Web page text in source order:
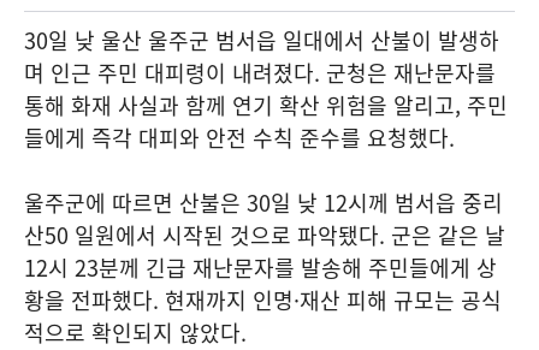
30일 낮 울산 울주군 범서읍 일대에서 산불이 발생하
며 인근 주민 대피령이 내려졌다. 군청은 재난문자를
통해 화재 사실과 함께 연기 확산 위험을 알리고, 주민
들에게 즉각 대피와 안전 수칙 준수를 요청했다.
울주군에 따르면 산불은 30일 낮 12시께 범서읍 중리
산50 일원에서 시작된 것으로 파악됐다. 군은 같은 날
12시 23분께 긴급 재난문자를 발송해 주민들에게 상
황을 전파했다. 현재까지 인명·재산 피해 규모는 공식
적으로 확인되지 않았다.